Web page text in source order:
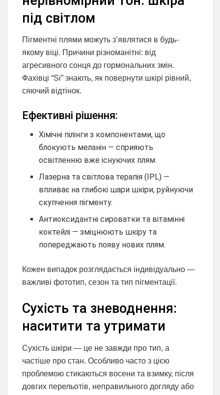
під світлом
Пігментні плями можуть з’являтися в будь-
якому віці. Причини різноманітні: від
агресивного сонця до гормональних змін.
Фахівці “Si” знають, як повернути шкірі рівний,
сяючий відтінок.
Ефективні рішення:
Хімічні пілінги з компонентами, що
блокують меланін — сприяють
освітленню вже існуючих плям.
Лазерна та світлова терапія (IPL) —
впливає на глибокі шари шкіри, руйнуючи
скупчення пігменту.
Антиоксидантні сироватки та вітамінні
коктейлі — зміцнюють шкіру та
попереджають появу нових плям.
Кожен випадок розглядається індивідуально —
важливі фототип, сезон та тип пігментації.
Сухість та зневоднення:
наситити та утримати
Сухість шкіри — це не завжди про тип, а
частіше про стан. Особливо часто з цією
проблемою стикаються восени та взимку, після
довгих перельотів, неправильного догляду або